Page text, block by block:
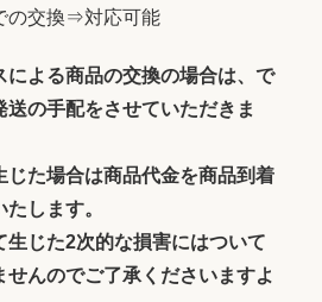
の交換⇒対応可能
による商品の交換の場合は、で
送の手配をさせていただきま
じた場合は商品代金を商品到着
します。
生じた2次的な損害にはついて
せんのでご了承くださいますよ